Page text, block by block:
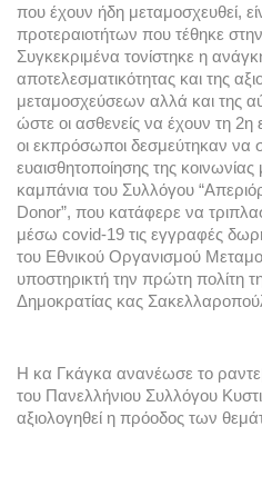
που έχουν ήδη μεταμοσχευθεί,
προτεραιοτήτων που τέθηκε
Συγκεκριμένα τονίστηκε η
αποτελεσματικότητας και της
μεταμοσχεύσεων αλλά και της
ώστε οι ασθενείς να έχουν τη
οι εκπρόσωποι δεσμεύτηκαν να
ευαισθητοποίησης της
καμπάνια του Συλλόγου
Donor”, που κατάφερε να
μέσω covid-19 τις εγγραφές
του Εθνικού Οργανισμού
υποστηρικτή την πρώτη πολίτη
Δημοκρατίας κας
Η κα Γκάγκα ανανέωσε το
του Πανελλήνιου Συλλόγου
αξιολογηθεί η πρόοδος των